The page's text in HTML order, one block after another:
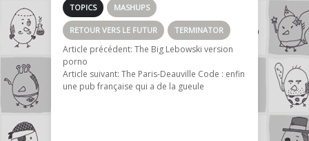
TOPICS MASHUPS
RETOUR VERS LE FUTUR TERMINATOR
Article précédent: The Big Lebowski version
porno
Article suivant: The Paris-Deauville Code : enfin
une pub française qui a de la gueule